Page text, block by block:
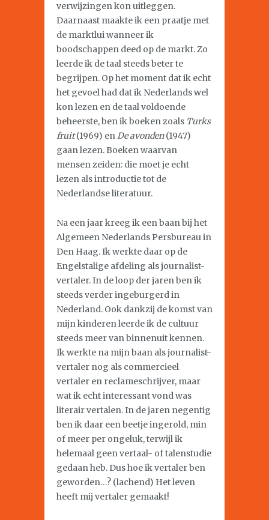
verwijzingen kon uitleggen.
Daarnaast maakte ik een praatje met
de marktlui wanneer ik
boodschappen deed op de markt. Zo
leerde ik de taal steeds beter te
begrijpen. Op het moment dat ik echt
het gevoel had dat ik Nederlands wel
kon lezen en de taal voldoende
beheerste, ben ik boeken zoals Turks
fruit(1969) enDe avonden(1947)
gaan lezen. Boeken waarvan
mensen zeiden: die moet je echt
lezen als introductie tot de
Nederlandse literatuur.
Na een jaar kreeg ik een baan bij het
Algemeen Nederlands Persbureau in
Den Haag. Ik werkte daar op de
Engelstalige afdeling als journalist-
vertaler. In de loop der jaren ben ik
steeds verder ingeburgerd in
Nederland. Ook dankzij de komst van
mijn kinderen leerde ik de cultuur
steeds meer van binnenuit kennen.
Ik werkte na mijn baan als journalist-
vertaler nog als commercieel
vertaler en reclameschrijver, maar
wat ik echt interessant vond was
literair vertalen. In de jaren negentig
ben ik daar een beetje ingerold, min
of meer per ongeluk, terwijl ik
helemaal geen vertaal- of talenstudie
gedaan heb. Dus hoe ik vertaler ben
geworden…? (lachend) Het leven
heeft mij vertaler gemaakt!